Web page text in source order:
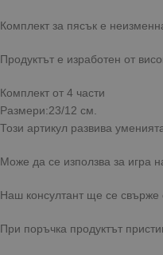
Комплект за пясък е
Продуктът е изработен от
Комплект от 4 части
Размери:23/12 см.
Този артикул развива
Може да се използва за игра
Наш консултант ще се свърже
При поръчка продуктът